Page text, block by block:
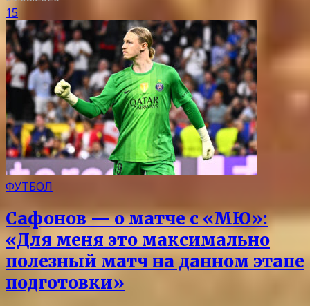
15
ФУТБОЛ
Сафонов — о матче с «МЮ»:
«Для меня это максимально
полезный матч на данном этапе
подготовки»